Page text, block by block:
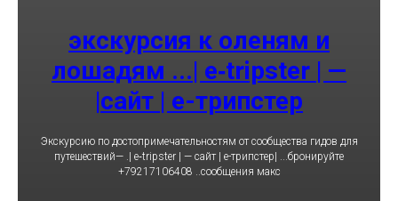
экскурсия к оленям и
лошадям ...| e‑tripster | —
сайт | е-трипстер|
Экскурсию по достопримечательностям от сообщества гидов для
путешествий— .| e‑tripster | — сайт | е-трипстер| ...бронируйте
+79217106408 ..сообщения макс